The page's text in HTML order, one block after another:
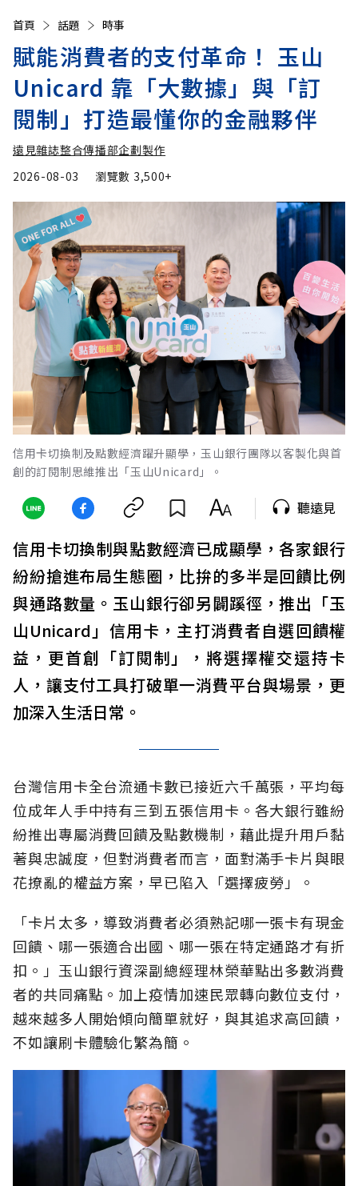
首頁 話題 時事
賦能消費者的支付革命！ 玉山
Unicard 靠「大數據」與「訂
閱制」打造最懂你的金融夥伴
遠見雜誌整合傳播部企劃製作
2026-08-03
瀏覽數 3,500+
信用卡切換制及點數經濟躍升顯學，玉山銀行團隊以客製化與首
創的訂閱制思維推出「玉山Unicard」。
聽遠見
信用卡切換制與點數經濟已成顯學，各家銀行
紛紛搶進布局生態圈，比拚的多半是回饋比例
與通路數量。玉山銀行卻另闢蹊徑，推出「玉
山Unicard」信用卡，主打消費者自選回饋權
益，更首創「訂閱制」，將選擇權交還持卡
人，讓支付工具打破單一消費平台與場景，更
加深入生活日常。
台灣信用卡全台流通卡數已接近六千萬張，平均每
位成年人手中持有三到五張信用卡。各大銀行雖紛
紛推出專屬消費回饋及點數機制，藉此提升用戶黏
著與忠誠度，但對消費者而言，面對滿手卡片與眼
花撩亂的權益方案，早已陷入「選擇疲勞」。
「卡片太多，導致消費者必須熟記哪一張卡有現金
回饋、哪一張適合出國、哪一張在特定通路才有折
扣。」玉山銀行資深副總經理林榮華點出多數消費
者的共同痛點。加上疫情加速民眾轉向數位支付，
越來越多人開始傾向簡單就好，與其追求高回饋，
不如讓刷卡體驗化繁為簡。